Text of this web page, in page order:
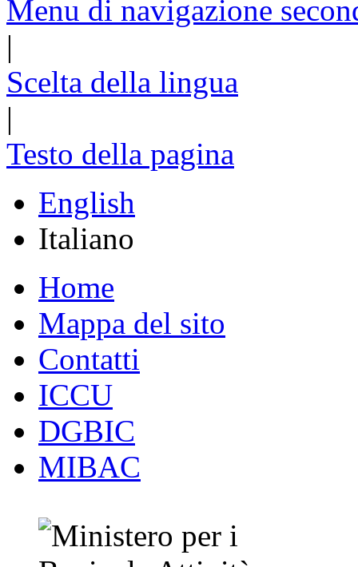
Menu di navigazione
|
Scelta della lingua
|
Testo della pagina
English
Italiano
Home
Mappa del sito
Contatti
ICCU
DGBIC
MIBAC